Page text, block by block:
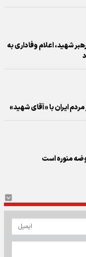
شهید، اعلام وفاداری به
ایران با «آقای شهید»
منوره است